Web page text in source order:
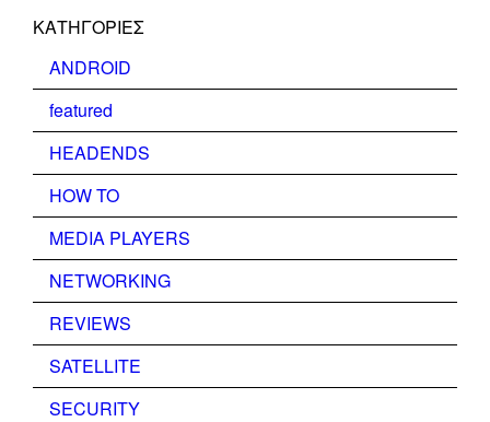
KΑΤΗΓΟΡΊΕΣ
ANDROID
featured
HEADENDS
HOW TO
MEDIA PLAYERS
NETWORKING
REVIEWS
SATELLITE
SECURITY